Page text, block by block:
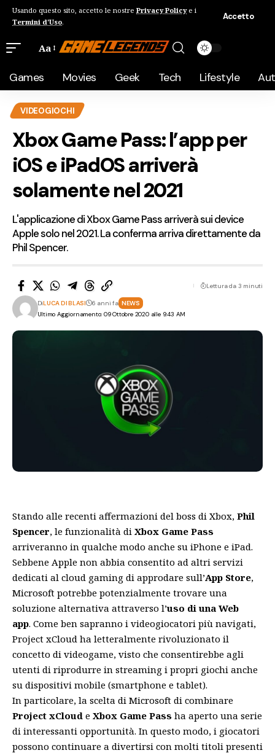
Usando questo sito, accetto le nostre Privacy Policye i
Termini d'Uso.
Accetto
Aa
Games Movies Geek Tech Lifestyle
VIDEOGIOCHI
Xbox Game Pass: l’app per
iOS e iPadOS arriverà
solamente nel 2021
L'applicazione di Xbox Game Pass arriverà sui device
Apple solo nel 2021. La conferma arriva direttamente da
Phil Spencer.
Ultimo Aggiornamento: 09 Ottobre 2020 alle 9:43 AM
DiLUCA DI BLASI 6 anni fa NEWS
Lettura da 3 minuti
Stando alle recenti affermazioni del boss di Xbox, Phil
Spencer, le funzionalità di Xbox Game Pass
arriveranno in qualche modo anche su iPhone e iPad.
Sebbene Apple non abbia consentito ad altri servizi
dedicati al cloud gaming di approdare sull’App Store,
Microsoft potrebbe potenzialmente trovare una
soluzione alternativa attraverso l’uso di una Web
app. Come ben sapranno i videogiocatori più navigati,
Project xCloud ha letteralmente rivoluzionato il
concetto di videogame, visto che consentirebbe agli
utenti di riprodurre in streaming i propri giochi anche
su dispositivi mobile (smartphone e tablet).
In particolare, la scelta di Microsoft di combinare
Project xCloud e Xbox Game Pass ha aperto una serie
di interessanti opportunità. In questo modo, i giocatori
possono continuare a divertirsi con molti titoli presenti